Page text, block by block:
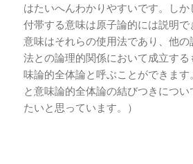
はたいへんわかりやすいです。し
付帯する意味は原子論的には説明
意味はそれらの使用法であり、他
法との論理的関係において成立す
味論的全体論と呼ぶことができま
と意味論的全体論の結びつきについ
たいと思っています。）